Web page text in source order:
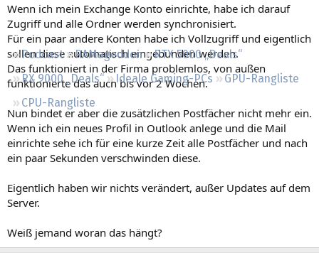
Regeln
Podcast RAMageddon
RTX 5000 „Deals“
RX 9000 „Deals“
Ideale Gaming-PCs
GPU-Rangliste
CPU-Rangliste
Wenn ich mein Exchange Konto einrichte, habe ich darauf
Zugriff und alle Ordner werden synchronisiert.
Für ein paar andere Konten habe ich Vollzugriff und eigentlich
sollen diese automatisch eingebunden werden.
Das funktioniert in der Firma problemlos, von außen
funktionierte das auch bis vor 2 Wochen.
Nun bindet er aber die zusätzlichen Postfächer nicht mehr ein.
Wenn ich ein neues Profil in Outlook anlege und die Mail
einrichte sehe ich für eine kurze Zeit alle Postfächer und nach
ein paar Sekunden verschwinden diese.
Eigentlich haben wir nichts verändert, außer Updates auf dem
Server.
Weiß jemand woran das hängt?